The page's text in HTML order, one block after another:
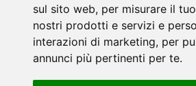
sul sito web, per misurare il
nostri prodotti e servizi e
interazioni di marketing, per
annunci più pertinenti per te.